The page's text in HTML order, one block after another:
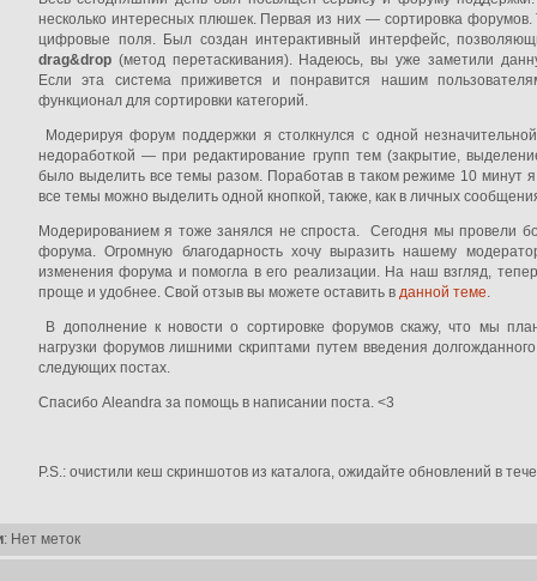
несколько интересных плюшек. Первая из них — сортировка форумов.
цифровые поля. Был создан интерактивный интерфейс,
drag&drop (метод перетаскивания). Надеюсь, вы уже заметили
Если эта система приживется и понравится нашим
функционал для сортировки категорий.
Модерируя форум поддержки я столкнулся с одной
недоработкой — при редактирование групп тем (закрытие,
было выделить все темы разом. Поработав в таком режиме 10 минут
все темы можно выделить одной кнопкой, также, как в личных
Модерированием я тоже занялся не спроста. Сегодня мы провели
форума. Огромную благодарность хочу выразить нашему
изменения форума и помогла в его реализации. На наш взгляд,
проще и удобнее. Свой отзыв вы можете оставить в данной теме.
В дополнение к новости о сортировке форумов скажу, что мы
нагрузки форумов лишними скриптами путем введения
следующих постах.
Спасибо Aleandra за помощь в написании поста. <3
P.S.: очистили кеш скриншотов из каталога, ожидайте обновлений в
: Нет меток